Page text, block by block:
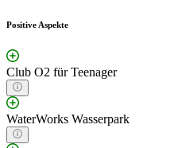
Positive Aspekte
Club O2 für Teenager
WaterWorks Wasserpark